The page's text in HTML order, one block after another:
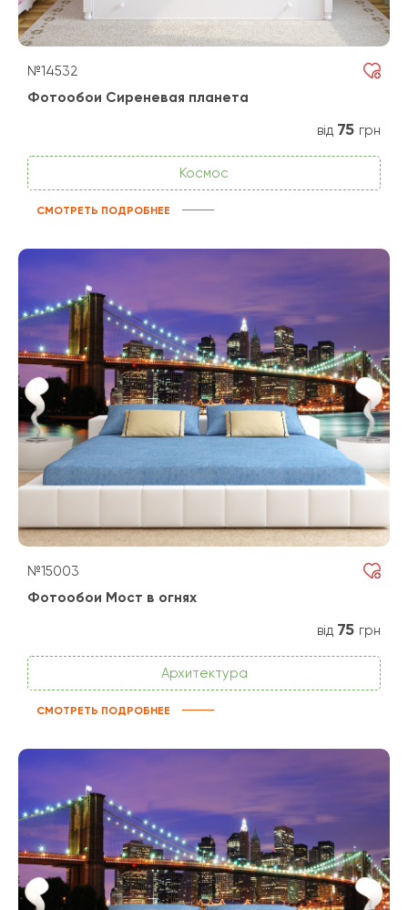
№14532
Фотообои Сиреневая планета
від 75 грн
Космос
СМОТРЕТЬ ПОДРОБНЕЕ
№15003
Фотообои Мост в огнях
від 75 грн
Архитектура
СМОТРЕТЬ ПОДРОБНЕЕ